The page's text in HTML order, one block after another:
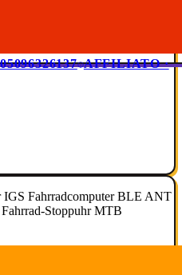
AFFILIATO ·
Fahrradcomputer BLE ANT
Stoppuhr MTB